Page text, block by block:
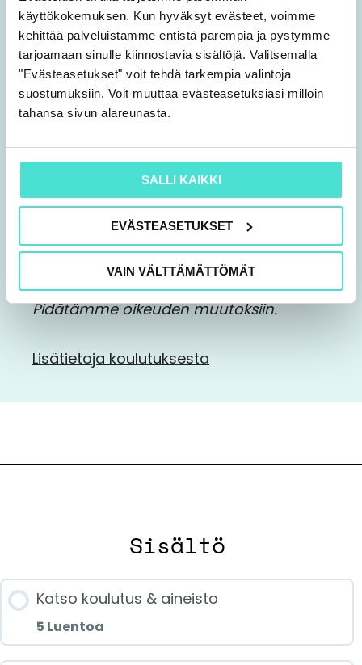
käyttökokemuksen. Kun hyväksyt evästeet, voimme
kehittää palveluistamme entistä parempia ja pystymme
tarjoamaan sinulle kiinnostavia sisältöjä. Valitsemalla
"Evästeasetukset" voit tehdä tarkempia valintoja
suostumuksiin. Voit muuttaa evästeasetuksiasi milloin
tahansa sivun alareunasta.
SALLI KAIKKI
EVÄSTEASETUKSET
VAIN VÄLTTÄMÄTTÖMÄT
Kestävyysraportointi uudistettujen
ESRS-standardien mukaan
Sirkku Palmuaro, perustaja ja johtava
asiantuntija, KHT, Impactful Oy
Kestävyysraportoinnin ja -työn
tehostaminen tekoälyn avulla
Mikko Hentunen, Co-Founder, Planmark
Pidätämme oikeuden muutoksiin.
Lisätietoja koulutuksesta
Sisältö
Katso koulutus & aineisto
5 Luentoa